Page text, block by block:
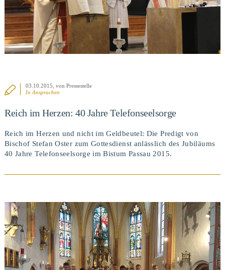
BEITRAG ANSEHEN
03.10.2015 , von Pressestelle
InAnsprachen
Reich im Herzen: 40 Jahre Telefonseelsorge
Reich im Herzen und nicht im Geldbeutel: Die Predigt von
Bischof Stefan Oster zum Gottesdienst anlässlich des Jubiläums
40 Jahre Telefonseelsorge im Bistum Passau 2015.